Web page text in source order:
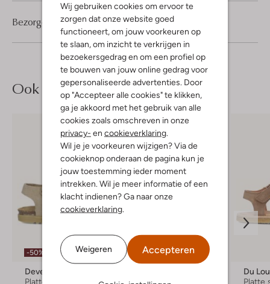
Wij gebruiken cookies om ervoor te
zorgen dat onze website goed
functioneert, om jouw voorkeuren op
te slaan, om inzicht te verkrijgen in
bezoekersgedrag en om een profiel op
te bouwen van jouw online gedrag voor
gepersonaliseerde advertenties. Door
op "Accepteer alle cookies" te klikken,
ga je akkoord met het gebruik van alle
cookies zoals omschreven in onze
privacy- en cookieverklaring
Wil je je voorkeuren wijzigen? Via de
cookieknop onderaan de pagina kun je
jouw toestemming ieder moment
intrekken. Wil je meer informatie of een
klacht indienen? Ga naar onze
cookieverklaring
Weigeren Accepteren
Bezorgen & retourneren
Ook iets voor jou?
-50%
Develab
Platte sandalen
-30%
Platte sandalen
Du
Platte